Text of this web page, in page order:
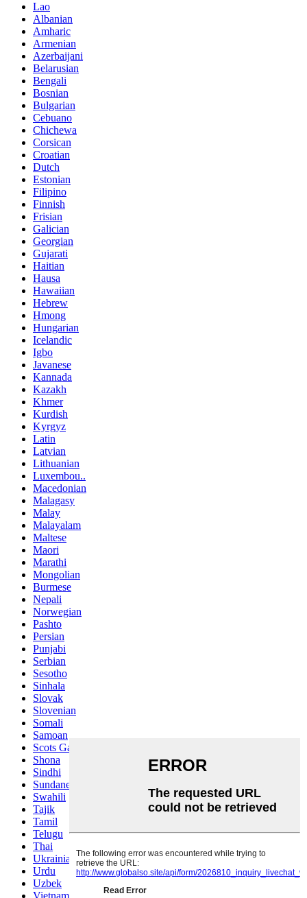
Lao
Albanian
Amharic
Armenian
Azerbaijani
Belarusian
Bengali
Bosnian
Bulgarian
Cebuano
Chichewa
Corsican
Croatian
Dutch
Estonian
Filipino
Finnish
Frisian
Galician
Georgian
Gujarati
Haitian
Hausa
Hawaiian
Hebrew
Hmong
Hungarian
Icelandic
Igbo
Javanese
Kannada
Kazakh
Khmer
Kurdish
Kyrgyz
Latin
Latvian
Lithuanian
Luxembou..
Macedonian
Malagasy
Malay
Malayalam
Maltese
Maori
Marathi
Mongolian
Burmese
Nepali
Norwegian
Pashto
Persian
Punjabi
Serbian
Sesotho
Sinhala
Slovak
Slovenian
Somali
Samoan
Scots Gaelic
Shona
Sindhi
Sundanese
Swahili
Tajik
Tamil
Telugu
Thai
Ukrainian
Urdu
Uzbek
Vietnamese